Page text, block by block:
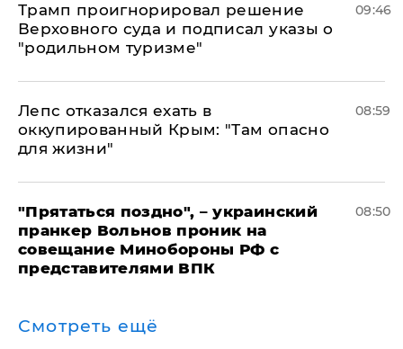
Трамп проигнорировал решение
Верховного суда и подписал указы о
"родильном туризме"
09:46
Лепс отказался ехать в
оккупированный Крым: "Там опасно
для жизни"
08:59
"Прятаться поздно", – украинский
пранкер Вольнов проник на
совещание Минобороны РФ с
представителями ВПК
08:50
Смотреть ещё